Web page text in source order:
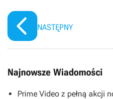
NASTĘPNY
Najnowsze Wiadomości
Prime Video z pełną akcji